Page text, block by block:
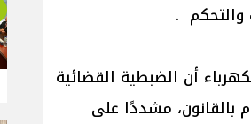
.
أن الضبطية القضائية
بالقانون، مشددًا على